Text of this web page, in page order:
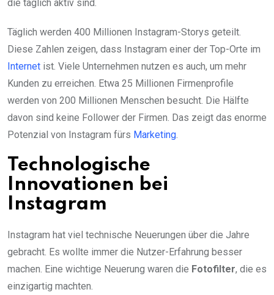
die täglich aktiv sind.
Täglich werden 400 Millionen Instagram-Storys geteilt.
Diese Zahlen zeigen, dass Instagram einer der Top-Orte im
Internet ist. Viele Unternehmen nutzen es auch, um mehr
Kunden zu erreichen. Etwa 25 Millionen Firmenprofile
werden von 200 Millionen Menschen besucht. Die Hälfte
davon sind keine Follower der Firmen. Das zeigt das enorme
Potenzial von Instagram fürs Marketing.
Technologische
Innovationen bei
Instagram
Instagram hat viel technische Neuerungen über die Jahre
gebracht. Es wollte immer die Nutzer-Erfahrung besser
machen. Eine wichtige Neuerung waren die Fotofilter, die es
einzigartig machten.